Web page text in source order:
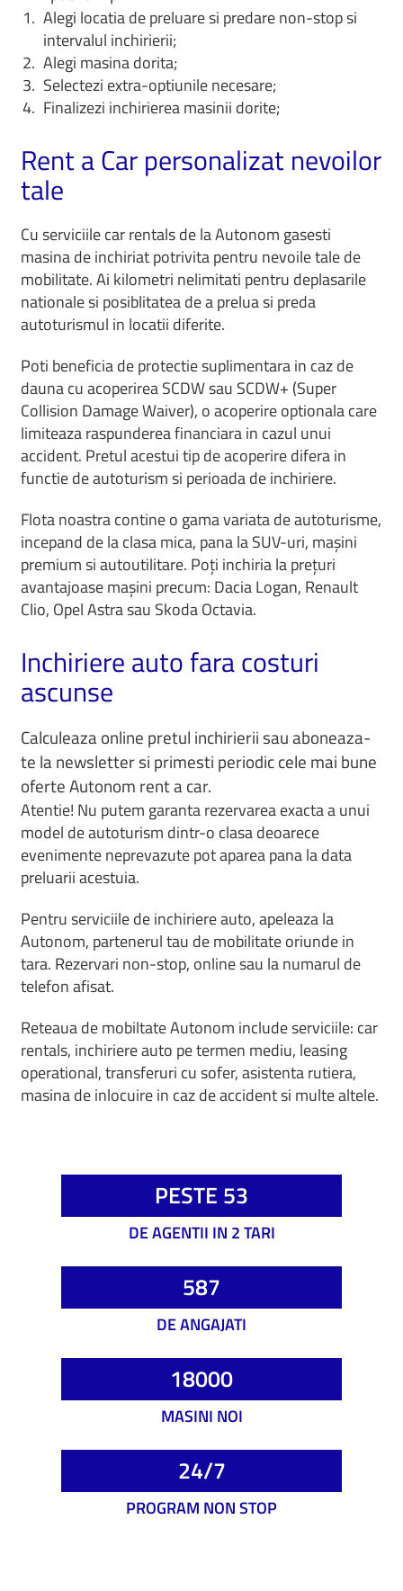
Alegi locatia de preluare si predare non-stop si
intervalul inchirierii;
Alegi masina dorita;
Selectezi extra-optiunile necesare;
Finalizezi inchirierea masinii dorite;
Rent a Car personalizat nevoilor
tale
Cu serviciile car rentals de la Autonom gasesti
masina de inchiriat potrivita pentru nevoile tale de
mobilitate. Ai kilometri nelimitati pentru deplasarile
nationale si posiblitatea de a prelua si preda
autoturismul in locatii diferite.
Poti beneficia de protectie suplimentara in caz de
dauna cu acoperirea SCDW sau SCDW+ (Super
Collision Damage Waiver), o acoperire optionala care
limiteaza raspunderea financiara in cazul unui
accident. Pretul acestui tip de acoperire difera in
functie de autoturism si perioada de inchiriere.
Flota noastra contine o gama variata de autoturisme,
incepand de la clasa mica, pana la SUV-uri, mașini
premium si autoutilitare. Poți inchiria la prețuri
avantajoase mașini precum: Dacia Logan, Renault
Clio, Opel Astra sau Skoda Octavia.
Inchiriere auto fara costuri
ascunse
Calculeaza online pretul inchirierii sau aboneaza-
te la newsletter si primesti periodic cele mai bune
oferte Autonom rent a car.
Atentie! Nu putem garanta rezervarea exacta a unui
model de autoturism dintr-o clasa deoarece
evenimente neprevazute pot aparea pana la data
preluarii acestuia.
Pentru serviciile de inchiriere auto, apeleaza la
Autonom, partenerul tau de mobilitate oriunde in
tara. Rezervari non-stop, online sau la numarul de
telefon afisat.
Reteaua de mobiltate Autonom include serviciile: car
rentals, inchiriere auto pe termen mediu, leasing
operational, transferuri cu sofer, asistenta rutiera,
masina de inlocuire in caz de accident si multe altele.
PESTE 53
DE AGENTII IN 2 TARI
587
DE ANGAJATI
18000
MASINI NOI
24/7
PROGRAM NON STOP